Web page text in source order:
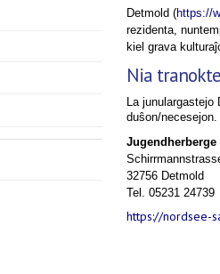
Detmold (https://
rezidenta,
kiel grava
Nia
La
duŝon/necesejon.
Jugendherberge
32756 Detmold
Tel. 05231 24739
https://nordsee-